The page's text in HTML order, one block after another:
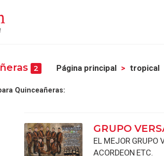
2 Página principal tropical
Quinceañeras:
GRUPO
EL MEJOR GRUPO
ACORDEON ETC.